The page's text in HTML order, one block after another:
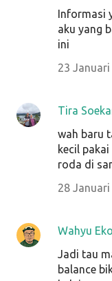
Informasi
aku yang
ini
23
Tira
wah baru
kecil
roda di
28
Wahyu
Jadi tau
balance